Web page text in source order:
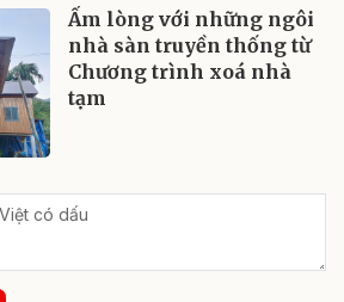
Ấm lòng với những ngôi
nhà sàn truyền thống từ
Chương trình xoá nhà
tạm